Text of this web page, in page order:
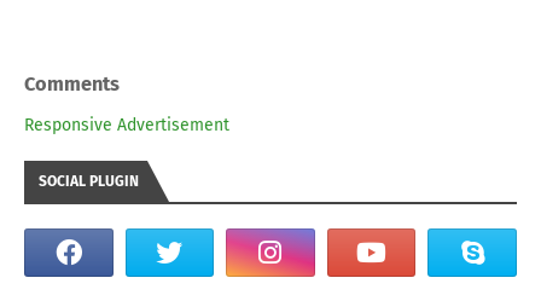
Comments
Responsive Advertisement
SOCIAL PLUGIN